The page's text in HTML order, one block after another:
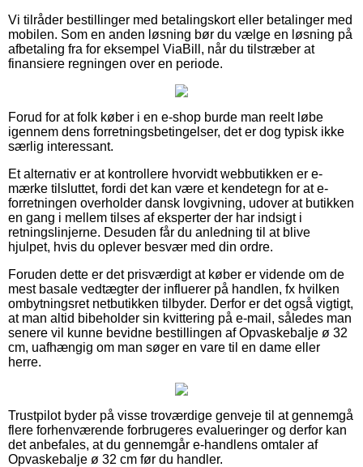
Vi tilråder bestillinger med betalingskort eller betalinger med
mobilen. Som en anden løsning bør du vælge en løsning på
afbetaling fra for eksempel ViaBill, når du tilstræber at
finansiere regningen over en periode.
Forud for at folk køber i en e-shop burde man reelt løbe
igennem dens forretningsbetingelser, det er dog typisk ikke
særlig interessant.
Et alternativ er at kontrollere hvorvidt webbutikken er e-
mærke tilsluttet, fordi det kan være et kendetegn for at e-
forretningen overholder dansk lovgivning, udover at butikken
en gang i mellem tilses af eksperter der har indsigt i
retningslinjerne. Desuden får du anledning til at blive
hjulpet, hvis du oplever besvær med din ordre.
Foruden dette er det prisværdigt at køber er vidende om de
mest basale vedtægter der influerer på handlen, fx hvilken
ombytningsret netbutikken tilbyder. Derfor er det også vigtigt,
at man altid bibeholder sin kvittering på e-mail, således man
senere vil kunne bevidne bestillingen af Opvaskebalje ø 32
cm, uafhængig om man søger en vare til en dame eller
herre.
Trustpilot byder på visse troværdige genveje til at gennemgå
flere forhenværende forbrugeres evalueringer og derfor kan
det anbefales, at du gennemgår e-handlens omtaler af
Opvaskebalje ø 32 cm før du handler.